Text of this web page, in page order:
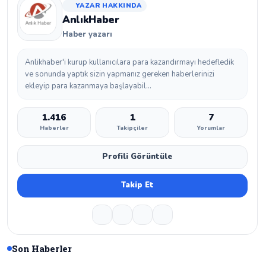
YAZAR HAKKINDA
AnlıkHaber
Haber yazarı
Anlikhaber'i kurup kullanıcılara para kazandırmayı hedefledik
ve sonunda yaptık sizin yapmanız gereken haberlerinizi
ekleyip para kazanmaya başlayabil...
1.416
Haberler
1
Takipçiler
7
Yorumlar
Profili Görüntüle
Takip Et
Son Haberler